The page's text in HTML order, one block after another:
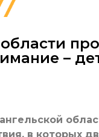
–
в которых